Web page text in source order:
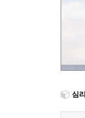
심